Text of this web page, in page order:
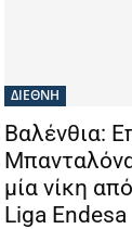
ΔΙΕΘΝΗ
Βαλένθια:
μία νίκη
Liga Endesa